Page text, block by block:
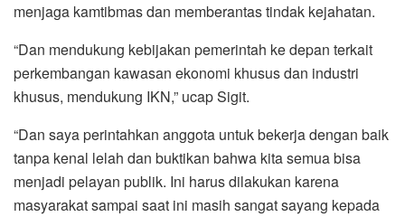
menjaga kamtibmas dan memberantas tindak kejahatan.
“Dan mendukung kebijakan pemerintah ke depan terkait
perkembangan kawasan ekonomi khusus dan industri
khusus, mendukung IKN,” ucap Sigit.
“Dan saya perintahkan anggota untuk bekerja dengan baik
tanpa kenal lelah dan buktikan bahwa kita semua bisa
menjadi pelayan publik. Ini harus dilakukan karena
masyarakat sampai saat ini masih sangat sayang kepada